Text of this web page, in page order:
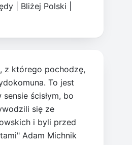
Bliżej Polski
z którego pochodzę,
To jest
ścisłym, bo
się ze
i byli przed
Adam Michnik